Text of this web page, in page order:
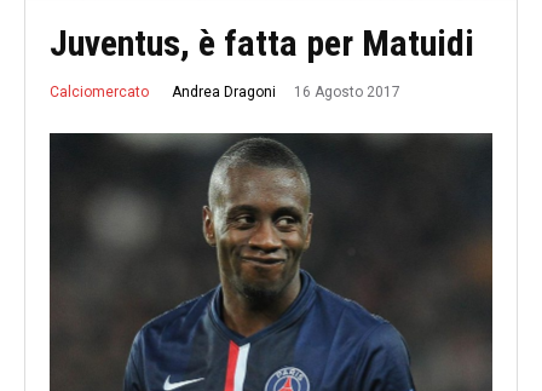
Juventus, è fatta per Matuidi
Calciomercato Andrea Dragoni 16 Agosto 2017